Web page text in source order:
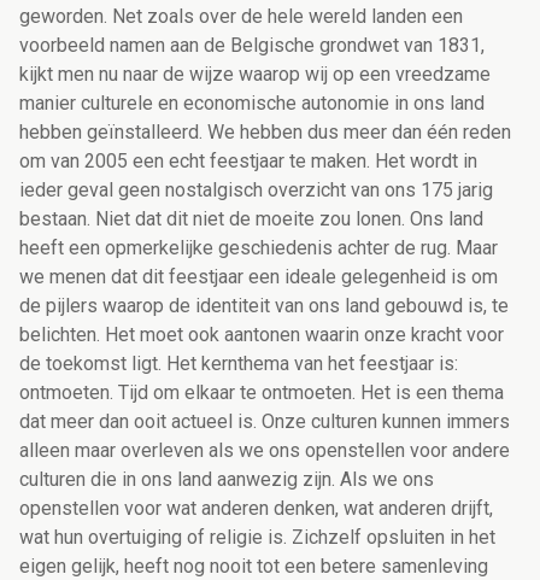
geworden. Net zoals over de hele wereld landen een
voorbeeld namen aan de Belgische grondwet van 1831,
kijkt men nu naar de wijze waarop wij op een vreedzame
manier culturele en economische autonomie in ons land
hebben geïnstalleerd. We hebben dus meer dan één reden
om van 2005 een echt feestjaar te maken. Het wordt in
ieder geval geen nostalgisch overzicht van ons 175 jarig
bestaan. Niet dat dit niet de moeite zou lonen. Ons land
heeft een opmerkelijke geschiedenis achter de rug. Maar
we menen dat dit feestjaar een ideale gelegenheid is om
de pijlers waarop de identiteit van ons land gebouwd is, te
belichten. Het moet ook aantonen waarin onze kracht voor
de toekomst ligt. Het kernthema van het feestjaar is:
ontmoeten. Tijd om elkaar te ontmoeten. Het is een thema
dat meer dan ooit actueel is. Onze culturen kunnen immers
alleen maar overleven als we ons openstellen voor andere
culturen die in ons land aanwezig zijn. Als we ons
openstellen voor wat anderen denken, wat anderen drijft,
wat hun overtuiging of religie is. Zichzelf opsluiten in het
eigen gelijk, heeft nog nooit tot een betere samenleving